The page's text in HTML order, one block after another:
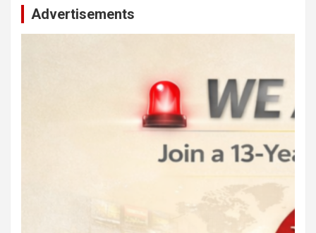
Advertisements